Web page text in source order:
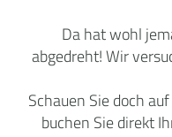
Da hat wohl
abgedreht! Wir
Schauen Sie doch
buchen Sie direkt